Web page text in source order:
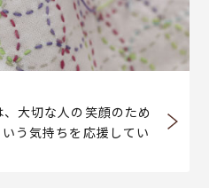
大切な人の笑顔のため
う気持ちを応援してい